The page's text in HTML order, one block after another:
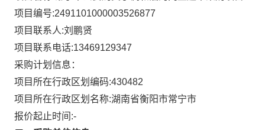
项目编号:2491101000003526877
项目联系人:刘鹏贤
项目联系电话:13469129347
采购计划信息：
项目所在行政区划编码:430482
项目所在行政区划名称:湖南省衡阳市常宁市
报价起止时间:-